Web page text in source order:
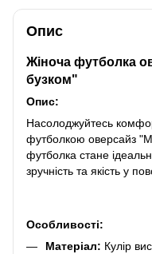
Опис
Жіноча футболка
бузком"
Опис:
Насолоджуйтесь
футболкою оверсайз
футболка стане
зручність та якість у
Особливості:
Матеріал: Кулір